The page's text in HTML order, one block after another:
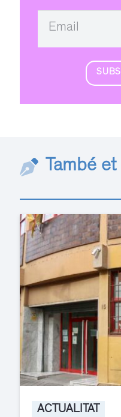
També
ACTUALITAT